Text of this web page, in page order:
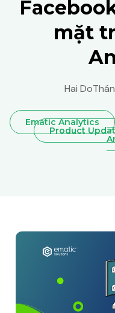
mặt
Hai Do
Ematic Analytics
Product